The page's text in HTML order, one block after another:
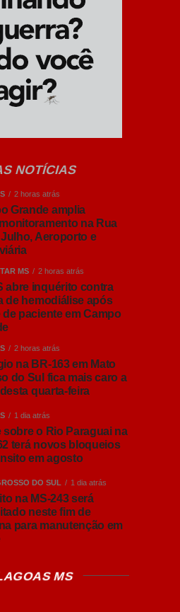
NOTÍCIAS
2 horas atrás
Grande amplia
na Rua
Julho, Aeroporto e
MS 2 horas atrás
abre inquérito contra
de hemodiálise após
de paciente em Campo
2 horas atrás
na BR-163 em Mato
do Sul fica mais caro a
quarta-feira
1 dia atrás
sobre o Rio Paraguai na
terá novos bloqueios
em agosto
DO SUL 1 dia atrás
na MS-243 será
neste fim de
para manutenção em
MS